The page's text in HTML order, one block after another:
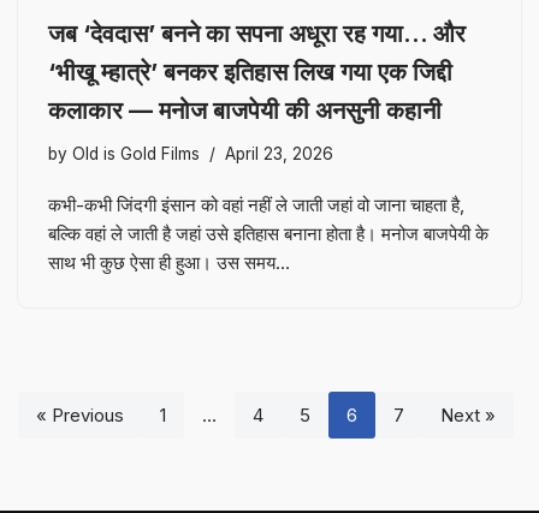
जब ‘देवदास’ बनने का सपना अधूरा रह गया… और
‘भीखू म्हात्रे’ बनकर इतिहास लिख गया एक जिद्दी
कलाकार — मनोज बाजपेयी की अनसुनी कहानी
by Old is Gold Films April 23, 2026
कभी-कभी जिंदगी इंसान को वहां नहीं ले जाती जहां वो जाना चाहता है,
बल्कि वहां ले जाती है जहां उसे इतिहास बनाना होता है। मनोज बाजपेयी के
साथ भी कुछ ऐसा ही हुआ। उस समय…
« Previous 1 … 4 5 6 7 Next »